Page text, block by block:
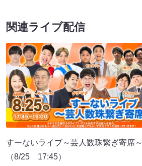
関連ライブ配信
すーないライブ～芸人数珠繋ぎ寄席～
（8/25 17:45）